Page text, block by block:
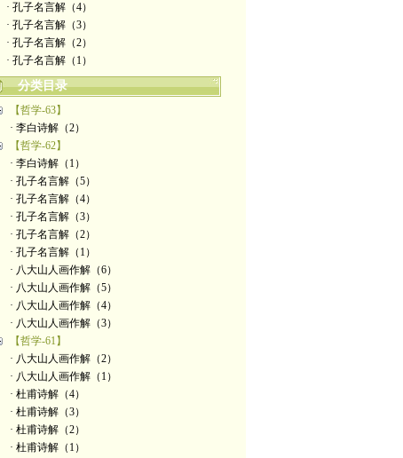
· 孔子名言解（4）
· 孔子名言解（3）
· 孔子名言解（2）
· 孔子名言解（1）
分类目录
【哲学-63】
· 李白诗解（2）
【哲学-62】
· 李白诗解（1）
· 孔子名言解（5）
· 孔子名言解（4）
· 孔子名言解（3）
· 孔子名言解（2）
· 孔子名言解（1）
· 八大山人画作解（6）
· 八大山人画作解（5）
· 八大山人画作解（4）
· 八大山人画作解（3）
【哲学-61】
· 八大山人画作解（2）
· 八大山人画作解（1）
· 杜甫诗解（4）
· 杜甫诗解（3）
· 杜甫诗解（2）
· 杜甫诗解（1）